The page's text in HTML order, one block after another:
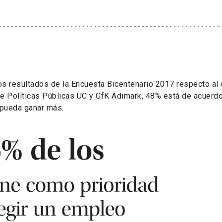
resultados de la Encuesta Bicentenario 2017 respecto al
Políticas Públicas UC y GfK Adimark, 48% está de
ganar más.